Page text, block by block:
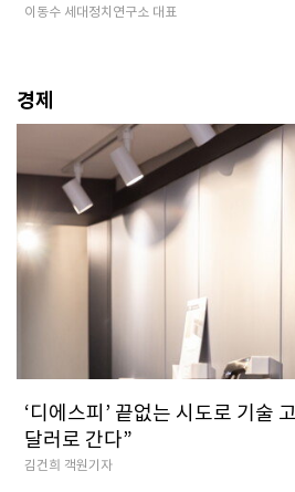
이동수 세대정치연구소 대표
경제
‘디에스피’ 끝없는 시도로 기술
달러로 간다”
김건희 객원기자